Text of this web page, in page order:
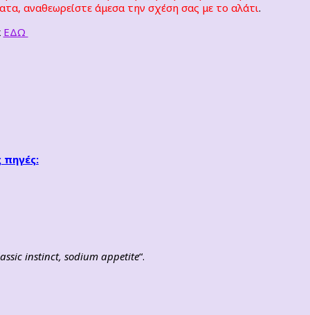
αναθεωρείστε άμεσα την σχέση σας με το αλάτι.
ΕΔΩ
πηγές:
instinct, sodium appetite“.